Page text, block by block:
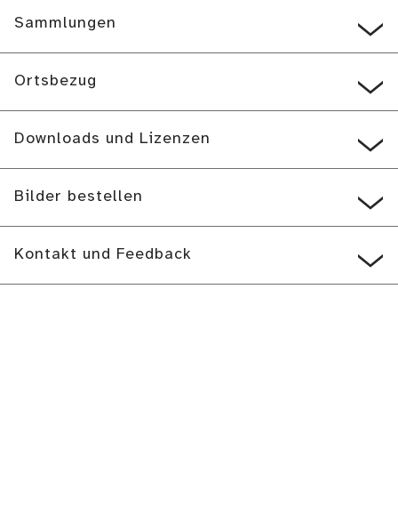
Sammlungen
Ortsbezug
Downloads und Lizenzen
Bilder bestellen
Kontakt und Feedback